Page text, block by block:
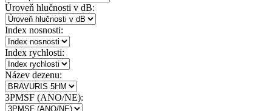
Úroveň hlučnosti v dB:
Index nosnosti:
Index rychlosti:
Název dezenu:
3PMSF (ANO/NE):